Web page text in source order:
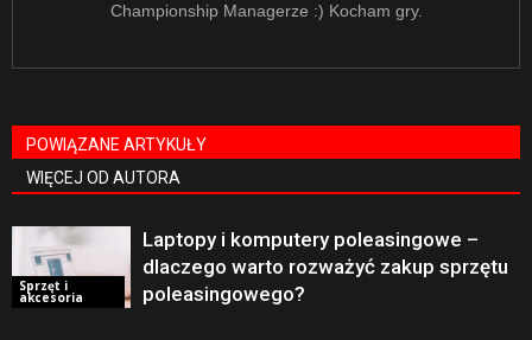
Championship Managerze :) Kocham gry.
POWIĄZANE ARTYKUŁY
WIĘCEJ OD AUTORA
Sprzęt i
akcesoria
Laptopy i komputery poleasingowe –
dlaczego warto rozważyć zakup sprzętu
poleasingowego?